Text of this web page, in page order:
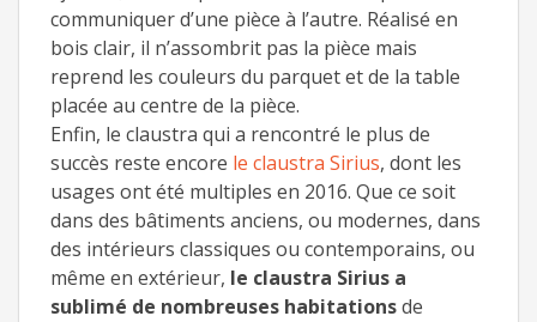
communiquer d’une pièce à l’autre. Réalisé en
bois clair, il n’assombrit pas la pièce mais
reprend les couleurs du parquet et de la table
placée au centre de la pièce.
Enfin, le claustra qui a rencontré le plus de
succès reste encore le claustra Sirius, dont les
usages ont été multiples en 2016. Que ce soit
dans des bâtiments anciens, ou modernes, dans
des intérieurs classiques ou contemporains, ou
même en extérieur, le claustra Sirius a
sublimé de nombreuses habitationsde